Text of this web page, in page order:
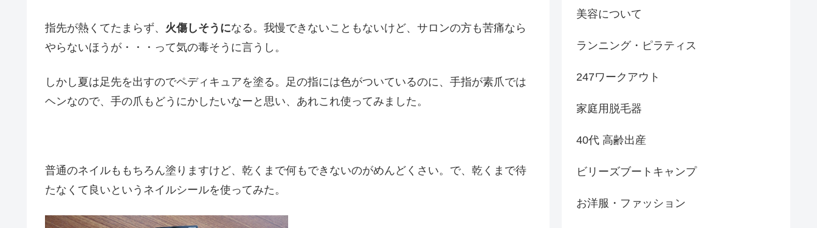
指先が熱くてたまらず、 火傷しそうになる。我慢できないこともないけど、サロンの方も苦痛なら
やらないほうが・・・って気の毒そうに言うし。
しかし夏は足先を出すのでペディキュアを塗る。足の指には色がついているのに、手指が素爪では
ヘンなので、手の爪もどうにかしたいなーと思い、あれこれ使ってみました。
普通のネイルももちろん塗りますけど、乾くまで何もできないのがめんどくさい。で、乾くまで待
たなくて良いというネイルシールを使ってみた。
美容について
ランニング・ピラティス
247ワークアウト
家庭用脱毛器
40代 高齢出産
ビリーズブートキャンプ
お洋服・ファッション